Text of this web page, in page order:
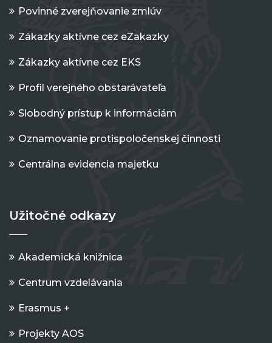
Povinné zverejňovanie zmlúv
Zákazky aktívne cez eZakazky
Zákazky aktívne cez EKS
Profil verejného obstarávateľa
Slobodný prístup k informáciám
Oznamovanie protispoločenskej činnosti
Centrálna evidencia majetku
Užitočné odkazy
Akademická knižnica
Centrum vzdelávania
Erasmus +
Projekty AOS